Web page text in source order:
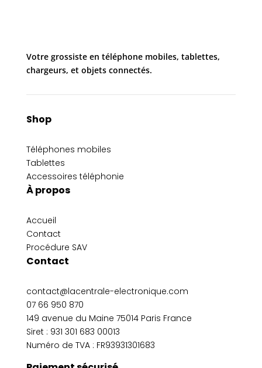
Votre grossiste en téléphone mobiles, tablettes,
chargeurs, et objets connectés.
Shop
Téléphones mobiles
Tablettes
Accessoires téléphonie
À propos
Accueil
Contact
Procédure SAV
Contact
contact@lacentrale-electronique.com
07 66 950 870
149 avenue du Maine 75014 Paris France
Siret : 931 301 683 00013
Numéro de TVA : FR93931301683